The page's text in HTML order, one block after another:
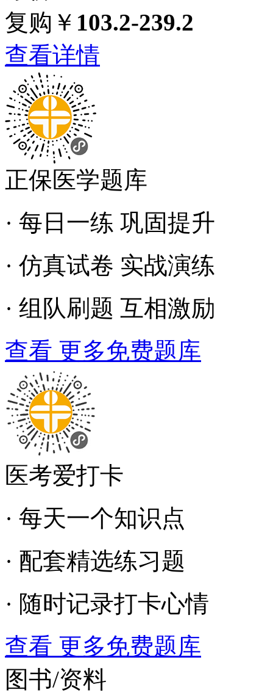
复购￥ 103.2-239.2
查看详情
正保医学题库
· 每日一练 巩固提升
· 仿真试卷 实战演练
· 组队刷题 互相激励
查看 更多免费题库
医考爱打卡
· 每天一个知识点
· 配套精选练习题
· 随时记录打卡心情
查看 更多免费题库
图书/资料